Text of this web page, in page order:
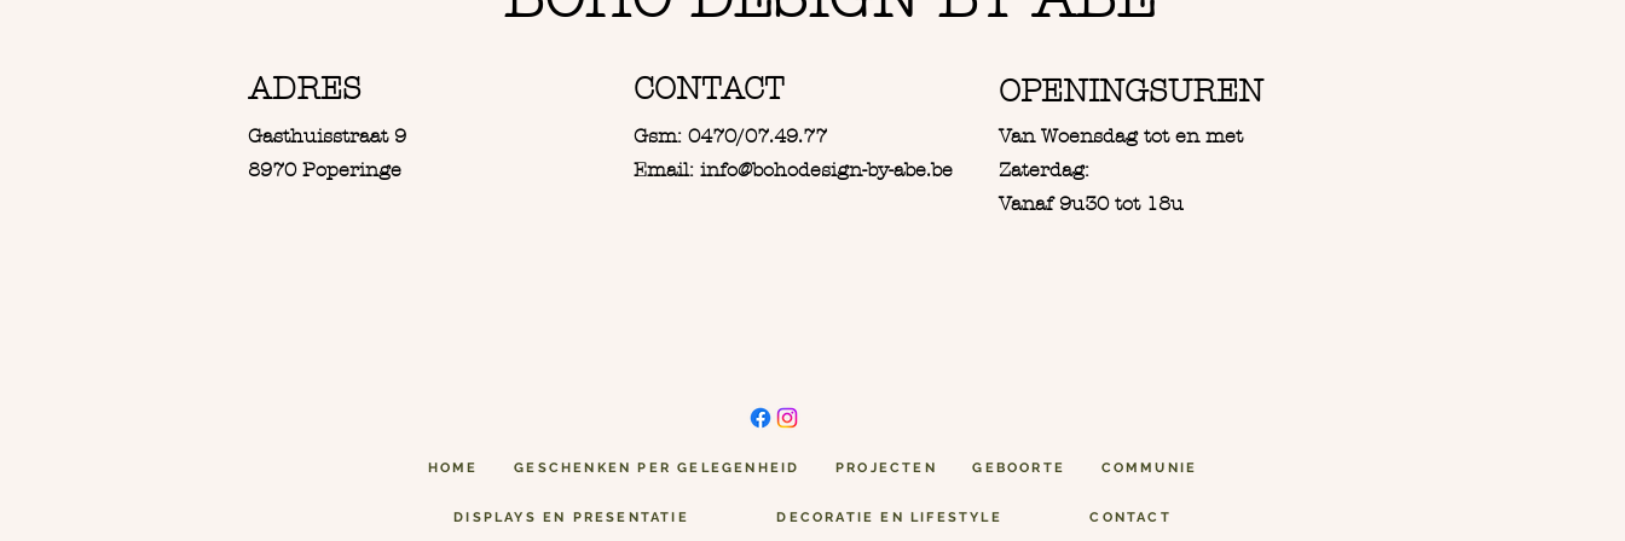
ADRES
Gasthuisstraat 9
8970 Poperinge
CONTACT
Gsm: 0470/07.49.77
Email: info@bohodesign-by-abe.be
OPENINGSUREN
Van Woensdag tot en met
Zaterdag:
Vanaf 9u30 tot 18u
HOME GESCHENKEN PER GELEGENHEID PROJECTEN GEBOORTE COMMUNIE
DISPLAYS EN PRESENTATIE DECORATIE EN LIFESTYLE CONTACT